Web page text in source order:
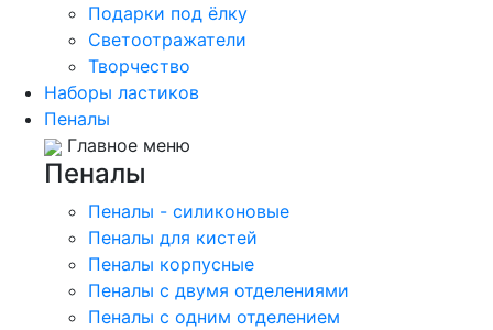
Подарки под ёлку
Светоотражатели
Творчество
Наборы ластиков
Пеналы
Главное меню
Пеналы
Пеналы - силиконовые
Пеналы для кистей
Пеналы корпусные
Пеналы с двумя отделениями
Пеналы с одним отделением